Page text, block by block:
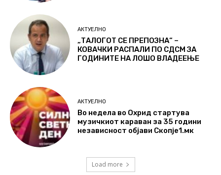
АКТУЕЛНО
„ТАЛОГОТ СЕ ПРЕПОЗНА“ –
КОВАЧКИ РАСПАЛИ ПО СДСМ ЗА
ГОДИНИТЕ НА ЛОШО ВЛАДЕЕЊЕ
АКТУЕЛНО
Во недела во Охрид стартува
музичкиот караван за 35 години
независност објави Скопје1.мк
Load more